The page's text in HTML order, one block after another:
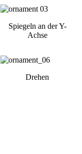
Spiegeln an der Y-
Achse
Drehen